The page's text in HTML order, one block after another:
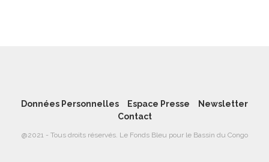
Données Personnelles Espace Presse
Newsletter
Contact
@2021 - Tous droits réservés. Le Fonds Bleu pour le Bassin du Congo